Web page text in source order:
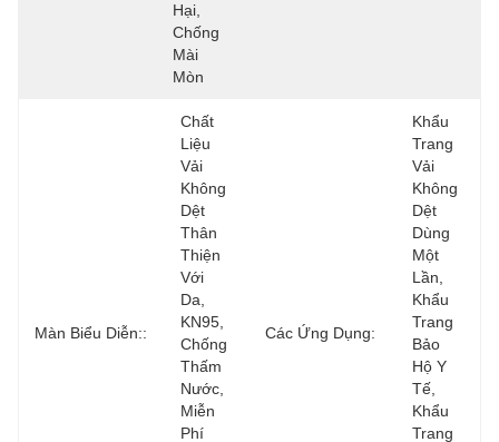
Hại,
Chống
Mài
Mòn
Màn Biểu Diễn::
Chất
Liệu
Vải
Không
Dệt
Thân
Thiện
Với
Da,
KN95,
Chống
Thấm
Nước,
Miễn
Phí
Các Ứng Dụng:
Khẩu
Trang
Vải
Không
Dệt
Dùng
Một
Lần,
Khẩu
Trang
Bảo
Hộ Y
Tế,
Khẩu
Trang